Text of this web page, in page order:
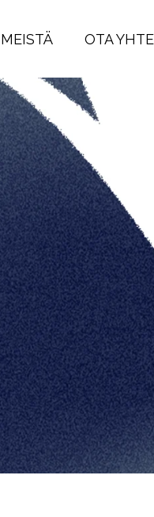
MEISTÄ OTA
rehellistä
nykytilaa
strategi ja